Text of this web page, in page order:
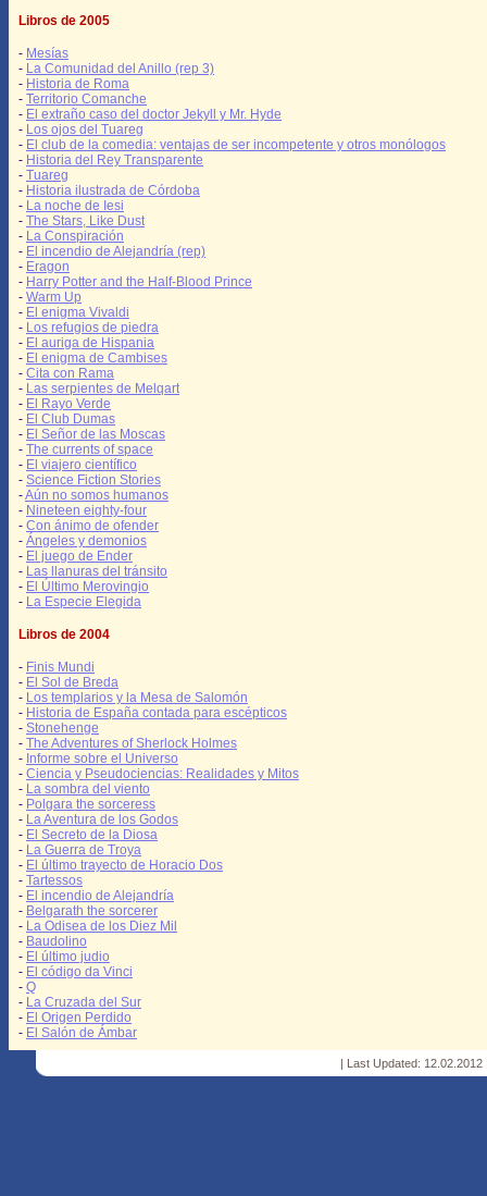
Libros de 2005
- Mesías
- La Comunidad del Anillo (rep 3)
- Historia de Roma
- Territorio Comanche
- El extraño caso del doctor Jekyll y Mr. Hyde
- Los ojos del Tuareg
- El club de la comedia: ventajas de ser incompetente y otros monólogos
- Historia del Rey Transparente
- Tuareg
- Historia ilustrada de Córdoba
- La noche de Iesi
- The Stars, Like Dust
- La Conspiración
- El incendio de Alejandría (rep)
- Eragon
- Harry Potter and the Half-Blood Prince
- Warm Up
- El enigma Vivaldi
- Los refugios de piedra
- El auriga de Hispania
- El enigma de Cambises
- Cita con Rama
- Las serpientes de Melqart
- El Rayo Verde
- El Club Dumas
- El Señor de las Moscas
- The currents of space
- El viajero científico
- Science Fiction Stories
-Aún no somos humanos
- Nineteen eighty-four
- Con ánimo de ofender
- Ángeles y demonios
- El juego de Ender
- Las llanuras del tránsito
- El Último Merovingio
- La Especie Elegida
Libros de 2004
- Finis Mundi
- El Sol de Breda
- Los templarios y la Mesa de Salomón
- Historia de España contada para escépticos
- Stonehenge
- The Adventures of Sherlock Holmes
- Informe sobre el Universo
- Ciencia y Pseudociencias: Realidades y Mitos
- La sombra del viento
- Polgara the sorceress
- La Aventura de los Godos
- El Secreto de la Diosa
- La Guerra de Troya
- El último trayecto de Horacio Dos
- Tartessos
- El incendio de Alejandría
- Belgarath the sorcerer
- La Odisea de los Diez Mil
- Baudolino
- El último judio
- El código da Vinci
- Q
- La Cruzada del Sur
- El Origen Perdido
- El Salón de Ámbar
| Last Updated: